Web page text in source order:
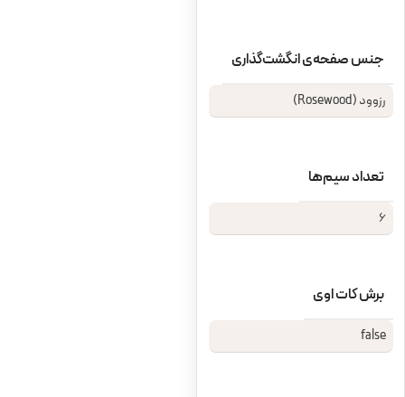
جنس صفحه‌ی انگشت‌گذاری
رزوود (Rosewood)
تعداد سیم‌ها
6
برش کات‌ اوی
false